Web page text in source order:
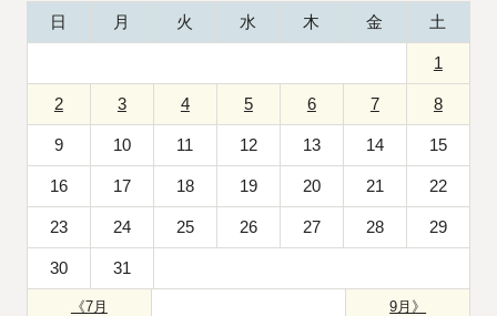
日 月 火 水 木 金 土
1
2 3 4 5 6 7 8
9 10 11 12 13 14 15
16 17 18 19 20 21 22
23 24 25 26 27 28 29
30 31
《7月 9月》